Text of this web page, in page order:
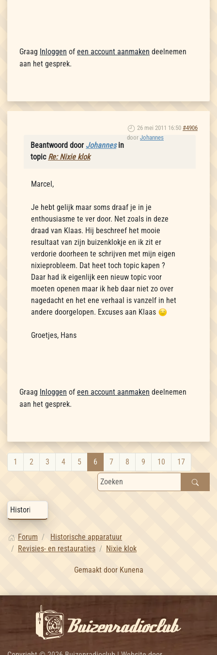
Graag Inloggen of een account aanmaken deelnemen
aan het gesprek.
26 mei 2011 16:50 #4906
door Johannes
Beantwoord door Johannesin
topic Re: Nixie klok
Marcel,
Je hebt gelijk maar soms draaf je in je
enthousiasme te ver door. Net zoals in deze
draad van Klaas. Hij beschreef het mooie
resultaat van zijn buizenklokje en ik zit er
verdorie doorheen te schrijven met mijn eigen
nixieprobleem. Dat heet toch topic kapen ?
Daar had ik eigenlijk een nieuw topic voor
moeten openen maar ik heb daar niet zo over
nagedacht en het ene verhaal is vanzelf in het
andere doorgelopen. Excuses aan Klaas
Groetjes, Hans
Graag Inloggen of een account aanmaken deelnemen
aan het gesprek.
1 2 3 4 5 6 7 8 9 10 17
Forum
Historische apparatuur
Revisies- en restauraties
Nixie klok
Gemaakt door Kunena